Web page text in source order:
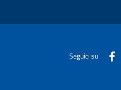
Seguici su